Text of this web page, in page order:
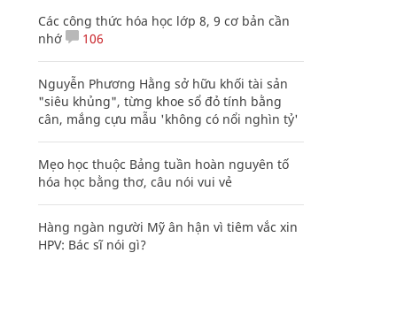
Các công thức hóa học lớp 8, 9 cơ bản cần
nhớ
106
Nguyễn Phương Hằng sở hữu khối tài sản
"siêu khủng", từng khoe sổ đỏ tính bằng
cân, mắng cựu mẫu 'không có nổi nghìn tỷ'
Mẹo học thuộc Bảng tuần hoàn nguyên tố
hóa học bằng thơ, câu nói vui vẻ
Hàng ngàn người Mỹ ân hận vì tiêm vắc xin
HPV: Bác sĩ nói gì?